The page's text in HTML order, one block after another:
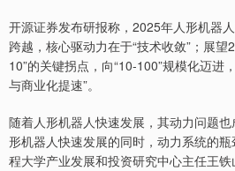
开源证券发布研报称，2025年人形机器
跨越，核心驱动力在于“技术收敛”；展望
10”的关键拐点，向“10-100”规模化迈进
与商业化提速”。
随着人形机器人快速发展，其动力问题
形机器人快速发展的同时，动力系统的
程大学产业发展和投资研究中心主任王